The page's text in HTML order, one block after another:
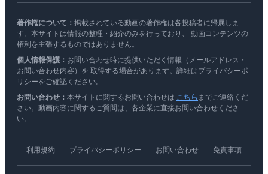
著作権について： 掲載されている動画の著作権は各投稿者に帰属しま
す。本サイトは情報の整理・紹介のみを行っており、 動画コンテンツの
権利を主張するものではありません。
個人情報保護： お問い合わせ時に提供いただく情報（メールアドレス・
お問い合わせ内容）を 取得する場合があります。詳細はプライバシーポ
リシーをご確認ください。
お問い合わせ： 本サイトに関するお問い合わせは こちら までご連絡くだ
さい。動画内容に関するご質問は、各企業に直接お問い合わせくださ
い。
利用規約 プライバシーポリシー お問い合わせ 免責事項